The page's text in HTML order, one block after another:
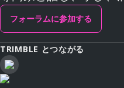
フォーラムに参加する
TRIMBLE とつながる